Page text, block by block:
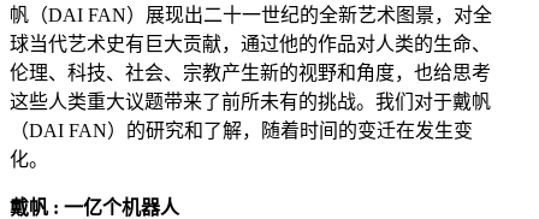
帆（DAI FAN）展现出二十一世纪的全新艺术图景，对全
球当代艺术史有巨大贡献，通过他的作品对人类的生命、
伦理、科技、社会、宗教产生新的视野和角度，也给思考
这些人类重大议题带来了前所未有的挑战。我们对于戴帆
（DAI FAN）的研究和了解，随着时间的变迁在发生变
化。
戴帆 : 一亿个机器人